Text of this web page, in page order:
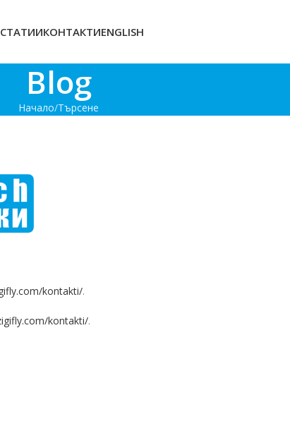
СТАТИИКОНТАКТИENGLISH
Blog
Начало Търсене
kontakti/.
kontakti/.